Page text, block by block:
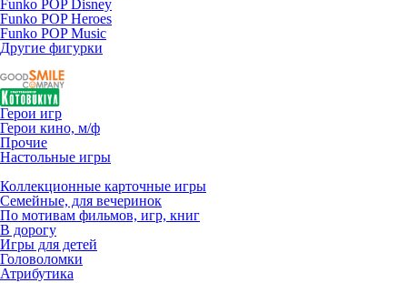
Funko POP Disney
Funko POP Heroes
Funko POP Music
Другие фигурки
Герои игр
Герои кино, м/ф
Прочие
Настольные игры
Коллекционные карточные игры
Семейные, для вечеринок
По мотивам фильмов, игр, книг
В дорогу
Игры для детей
Головоломки
Атрибутика